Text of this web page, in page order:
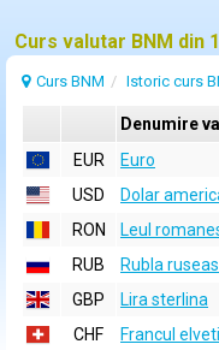
Curs valutar BNM din
Curs BNM Istoric curs
Denumire
EUR
Euro
USD
Dolar
RON
Leul
RUB
Rubla
GBP
Lira sterlina
CHF
Francul